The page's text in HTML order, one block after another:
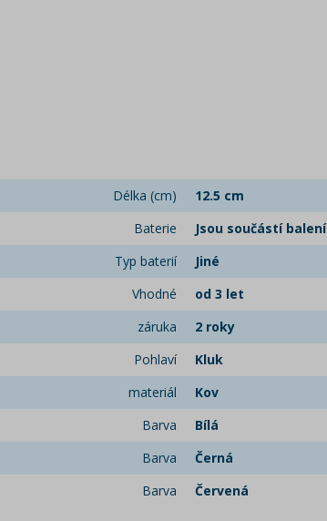
Délka (cm)
12.5 cm
Baterie
Jsou součástí balení
Typ baterií
Jiné
Vhodné
od 3 let
záruka
2 roky
Pohlaví
Kluk
materiál
Kov
Barva
Bílá
Barva
Černá
Barva
Červená